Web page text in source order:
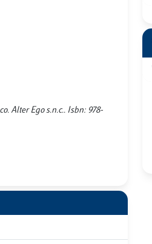
Alter Ego s.n.c.. Isbn: 978-